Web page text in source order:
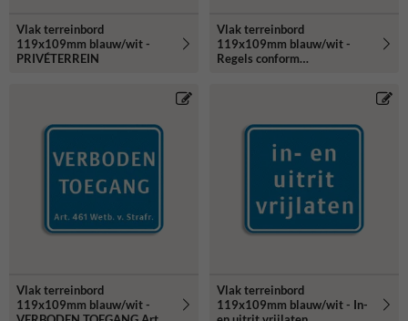
Vlak terreinbord
119x109mm blauw/wit -
PRIVÉTERREIN
Vlak terreinbord
119x109mm blauw/wit -
Regels conform
Vlak terreinbord
119x109mm blauw/wit -
Vlak terreinbord
119x109mm blauw/wit - In-